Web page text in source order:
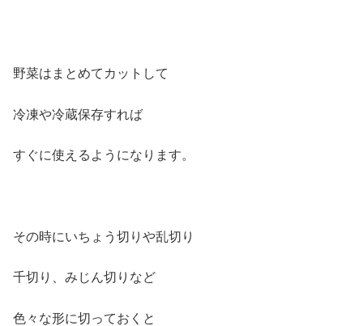
野菜はまとめてカットして
冷凍や冷蔵保存すれば
すぐに使えるようになります。
その時にいちょう切りや乱切り
千切り、みじん切りなど
色々な形に切っておくと